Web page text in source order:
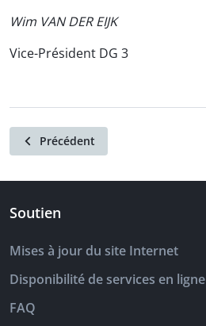
Wim VAN DER EIJK
Vice-Président DG 3
Précédent
Soutien
Mises à jour du site Internet
Disponibilité de services en ligne
FAQ